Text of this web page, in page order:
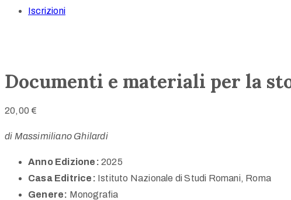
Iscrizioni
Documenti e materiali per la
20,00 €
di Massimiliano Ghilardi
Anno Edizione: 2025
Casa Editrice: Istituto Nazionale di Studi Romani, Roma
Genere: Monografia